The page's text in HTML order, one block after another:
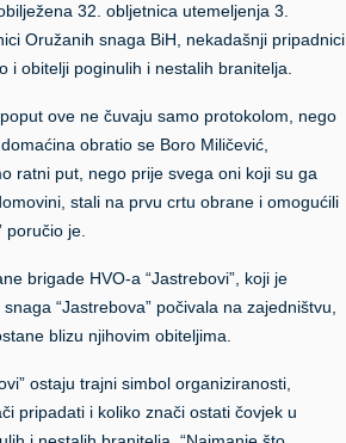
32. obljetnica utemeljenja 3.
Oružanih snaga BiH, nekadašnji pripadnici
obitelji poginulih i nestalih branitelja.
ove ne čuvaju samo protokolom, nego
obratio se Boro Miličević,
ratni put, nego prije svega oni koji su ga
stali na prvu crtu obrane i omogućili
je.
brigade HVO-a “Jastrebovi”, koji je
“Jastrebova” počivala na zajedništvu,
blizu njihovim obiteljima.
ostaju trajni simbol organiziranosti,
pripadati i koliko znači ostati čovjek u